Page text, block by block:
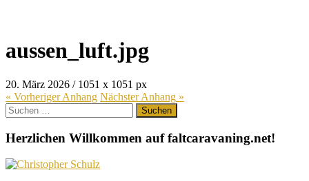
aussen_luft.jpg
20. März 2026 / 1051 x 1051 px
« VorherigerAnhang NächsterAnhang »
Suchen
nach:
Herzlichen Willkommen auf faltcaravaning.net!